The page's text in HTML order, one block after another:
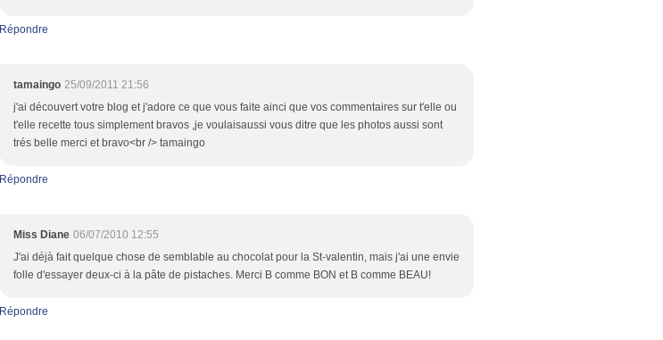
Répondre
tamaingo 25/09/2011 21:56
j'ai découvert votre blog et j'adore ce que vous faite ainci que vos commentaires sur t'elle ou
t'elle recette tous simplement bravos ,je voulaisaussi vous ditre que les photos aussi sont
trés belle merci et bravo<br /> tamaingo
Répondre
Miss Diane 06/07/2010 12:55
J'ai déjà fait quelque chose de semblable au chocolat pour la St-valentin, mais j'ai une envie
folle d'essayer deux-ci à la pâte de pistaches. Merci B comme BON et B comme BEAU!
Répondre